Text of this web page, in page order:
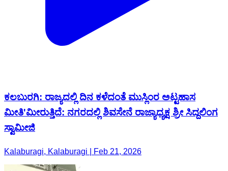
ಕಲಬುರಗಿ: ರಾಜ್ಯದಲ್ಲಿ ದಿನ ಕಳೆದಂತೆ ಮುಸ್ಲಿಂರ ಅಟ್ಟಹಾಸ
ಮೀತಿ‌'ಮೀರುತ್ತಿದೆ: ನಗರದಲ್ಲಿ ಶಿವಸೇನೆ ರಾಜ್ಯಾಧ್ಯಕ್ಷ ಶ್ರೀ ಸಿದ್ದಲಿಂಗ
ಸ್ವಾಮೀಜಿ
Kalaburagi, Kalaburagi | Feb 21, 2026